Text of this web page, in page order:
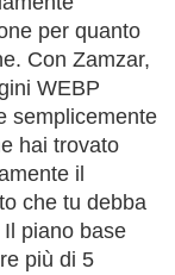
per quanto
Con Zamzar,
WEBP
semplicemente
hai trovato
il
che tu debba
piano base
più di 5